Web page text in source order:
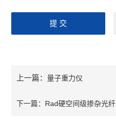
上一篇：量子重力仪
下一篇： Rad硬空间级掺杂光纤